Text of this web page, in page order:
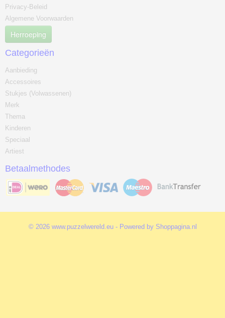
Privacy-Beleid
Algemene Voorwaarden
Herroeping
Categorieën
Aanbieding
Accessoires
Stukjes (Volwassenen)
Merk
Thema
Kinderen
Speciaal
Artiest
Betaalmethodes
© 2026 www.puzzelwereld.eu - Powered by Shoppagina.nl